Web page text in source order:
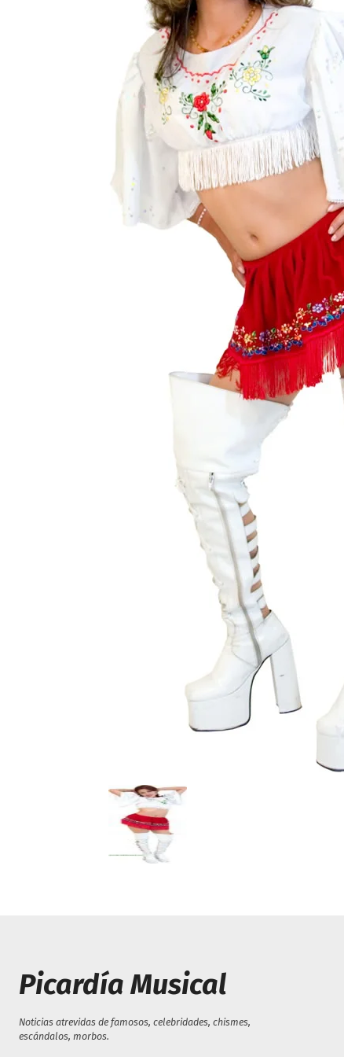
Picardía Musical
Noticias atrevidas de famosos, celebridades, chismes,
escándalos, morbos.